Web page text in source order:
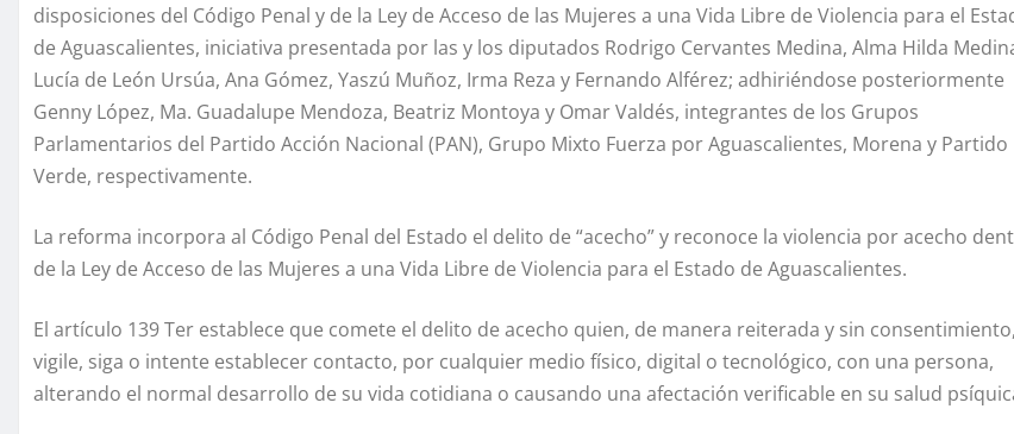
disposiciones del Código Penal y de la Ley de Acceso de las Mujeres a una Vida Libre de Violencia para el
de Aguascalientes, iniciativa presentada por las y los diputados Rodrigo Cervantes Medina, Alma Hilda
Lucía de León Ursúa, Ana Gómez, Yaszú Muñoz, Irma Reza y Fernando Alférez; adhiriéndose posteriormente
Genny López, Ma. Guadalupe Mendoza, Beatriz Montoya y Omar Valdés, integrantes de los Grupos
Parlamentarios del Partido Acción Nacional (PAN), Grupo Mixto Fuerza por Aguascalientes, Morena y Partido
Verde, respectivamente.
La reforma incorpora al Código Penal del Estado el delito de “acecho” y reconoce la violencia por acecho
de la Ley de Acceso de las Mujeres a una Vida Libre de Violencia para el Estado de Aguascalientes.
El artículo 139 Ter establece que comete el delito de acecho quien, de manera reiterada y sin consentimiento,
vigile, siga o intente establecer contacto, por cualquier medio físico, digital o tecnológico, con una persona,
alterando el normal desarrollo de su vida cotidiana o causando una afectación verificable en su salud